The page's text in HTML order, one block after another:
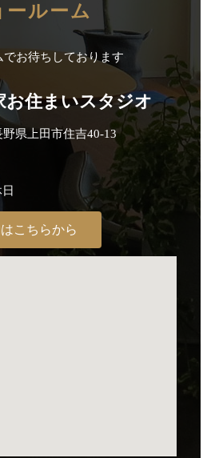
ールーム
でお待ちしております
お住まいスタジオ
県上田市住吉40-13
こちらから